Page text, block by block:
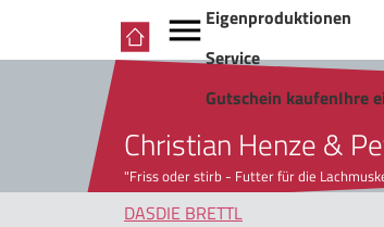
Eigenproduktionen
Service
Gutschein kaufenIhre
Christian Henze &
"Friss oder stirb - Futter für die
DASDIE BRETTL